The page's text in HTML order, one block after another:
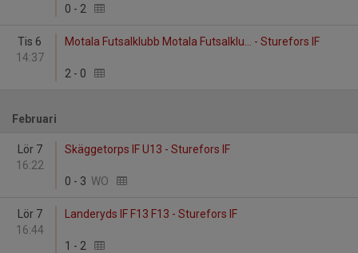
0 - 2
Tis 6
14:37
Motala Futsalklubb Motala Futsalklu... - Sturefors IF
2 - 0
Februari
Lör 7
16:22
Skäggetorps IF U13 - Sturefors IF
0 - 3 WO
Lör 7
16:44
Landeryds IF F13 F13 - Sturefors IF
1 - 2